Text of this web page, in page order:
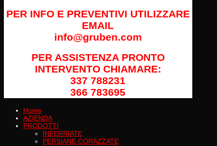
PER INFO E PREVENTIVI UTILIZZARE
EMAIL
info@gruben.com
PER ASSISTENZA PRONTO
INTERVENTO CHIAMARE:
337 788231
366 783695
Home
AZIENDA
PRODOTTI
INFERRIATE
PERSIANE CORAZZATE